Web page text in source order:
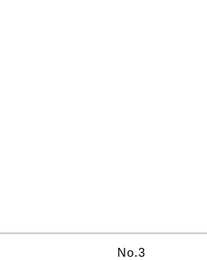
No.3